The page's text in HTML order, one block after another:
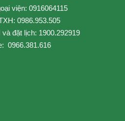
viện: 0916064115
0986.953.505
đặt lịch: 1900.292919
0966.381.616